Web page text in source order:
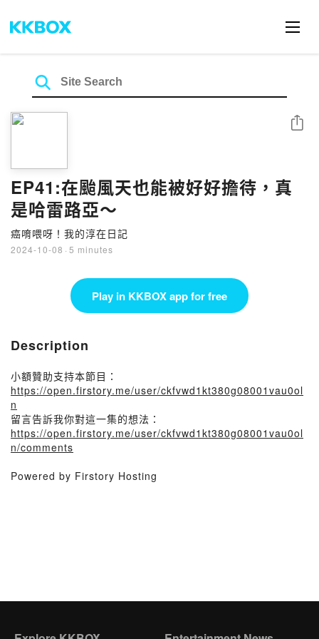
EP41:在颱風天也能被好好擔待，真
是哈雷路亞～
癌唷喂呀！我的淳在日記
2024-10-08 · 5 minutes
Share
Play in KKBOX app for free
Description
小額贊助支持本節目：
https://open.firstory.me/user/ckfvwd1kt380g08001vau0ol
n
留言告訴我你對這一集的想法：
https://open.firstory.me/user/ckfvwd1kt380g08001vau0ol
n/comments
Powered by Firstory Hosting